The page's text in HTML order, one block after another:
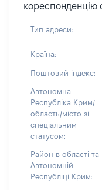
кореспонденцію
Тип адреси:
Країна:
Поштовий індекс:
Автономна
Республіка Крим/
область/місто зі
спеціальним
статусом:
Район в області та
Автономній
Республіці Крим: